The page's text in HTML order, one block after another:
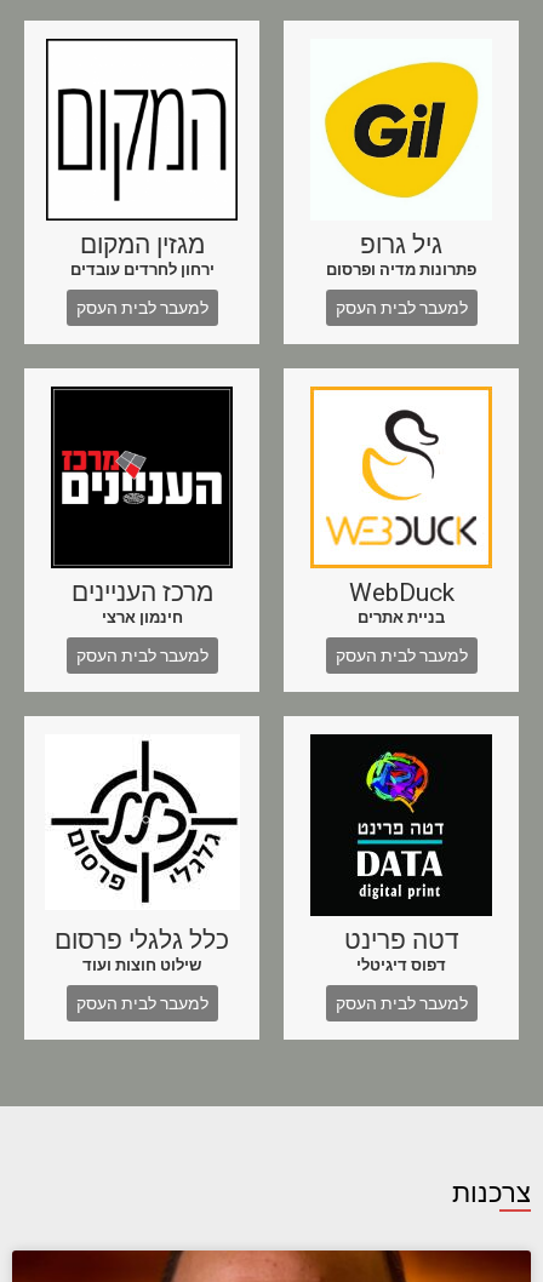
גיל גרופ
פתרונות מדיה ופרסום
למעבר לבית העסק
מגזין המקום
ירחון לחרדים עובדים
למעבר לבית העסק
WebDuck
בניית אתרים
למעבר לבית העסק
מרכז העניינים
חינמון ארצי
למעבר לבית העסק
דטה פרינט
דפוס דיגיטלי
למעבר לבית העסק
כלל גלגלי פרסום
שילוט חוצות ועוד
למעבר לבית העסק
צרכנות